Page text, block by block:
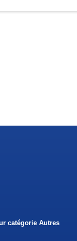
catégorie Autres